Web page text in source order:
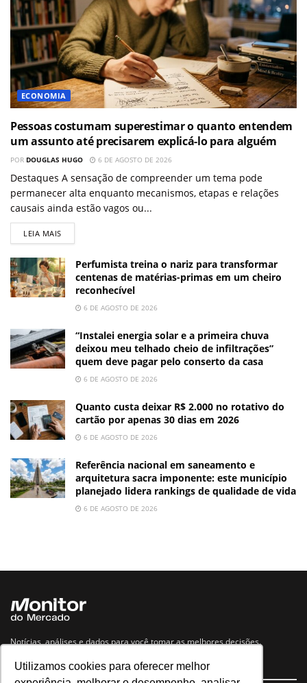
Utilizamos cookies para oferecer melhor
ECONOMIA
Pessoas costumam superestimar o quanto entendem
um assunto até precisarem explicá-lo para alguém
POR DOUGLAS HUGO 6 DE AGOSTO DE 2026
Destaques A sensação de compreender um tema pode
permanecer alta enquanto mecanismos, etapas e relações
causais ainda estão vagos ou...
LEIA MAIS
Perfumista treina o nariz para transformar
centenas de matérias-primas em um cheiro
reconhecível
6 DE AGOSTO DE 2026
“Instalei energia solar e a primeira chuva
deixou meu telhado cheio de infiltrações”
quem deve pagar pelo conserto da casa
6 DE AGOSTO DE 2026
Quanto custa deixar R$ 2.000 no rotativo do
cartão por apenas 30 dias em 2026
6 DE AGOSTO DE 2026
Referência nacional em saneamento e
arquitetura sacra imponente: este município
planejado lidera rankings de qualidade de vida
6 DE AGOSTO DE 2026
Notícias, análises e dados para você tomar as melhores decisões.
Navegue no site